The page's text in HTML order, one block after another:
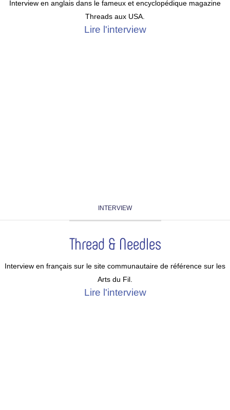
Interview en anglais dans le fameux et encyclopédique magazine
Threads aux USA.
Lire l'interview
INTERVIEW
Thread & Needles
Interview en français sur le site communautaire de référence sur les
Arts du Fil.
Lire l'interview